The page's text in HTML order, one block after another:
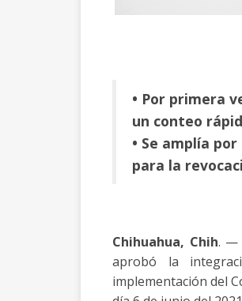
• Por primera
un conteo
• Se amplía
para la
Chihuahua, Chih. —
aprobó la
implementación del